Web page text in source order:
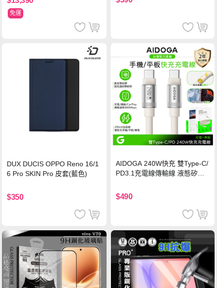
免運
DUX DUCIS OPPO Reno 16/1
6 Pro SKIN Pro 皮套(藍色)
$350
AIDOGA 240W快充 雙Type-C/
PD3.1充電線傳輸線 液態矽膠
機/平板/筆電
$490